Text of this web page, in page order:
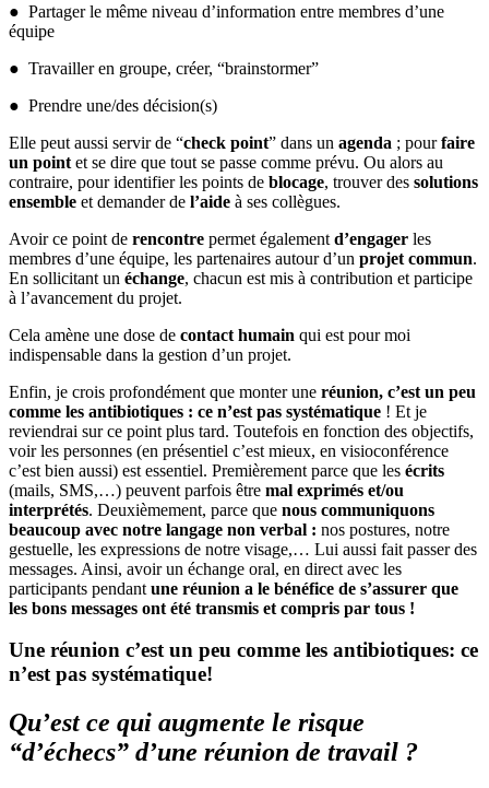
● Partager le même niveau d’information entre membres d’une
équipe
● Travailler en groupe, créer, “brainstormer”
● Prendre une/des décision(s)
Elle peut aussi servir de “check point” dans un agenda ; pourfaire
un point et se dire que tout se passe comme prévu. Ou alors au
contraire, pour identifier les points de blocage, trouver des solutions
ensemble et demander de l’aide à ses collègues.
Avoir ce point de rencontre permet également d’engager les
membres d’une équipe, les partenaires autour d’un projet commun.
En sollicitant un échange, chacun est mis à contribution et participe
à l’avancement du projet.
Cela amène une dose de contact humain qui est pour moi
indispensable dans la gestion d’un projet.
Enfin, je crois profondément que monter une réunion, c’est un peu
comme les antibiotiques : ce n’est pas systématique ! Et je
reviendrai sur ce point plus tard. Toutefois en fonction des objectifs,
voir les personnes (en présentiel c’est mieux, en visioconférence
c’est bien aussi) est essentiel. Premièrement parce que les écrits
(mails, SMS,…) peuvent parfois être mal exprimés et/ou
interprétés. Deuxièmement, parce que nous communiquons
beaucoup avec notre langage non verbal : nos postures, notre
gestuelle, les expressions de notre visage,… Lui aussi fait passer des
messages. Ainsi, avoir un échange oral, en direct avec les
participants pendant une réunion a le bénéfice de s’assurer que
les bons messages ont été transmis et compris par tous !
Une réunion c’est un peu comme les antibiotiques: ce
n’est pas systématique!
Qu’est ce qui augmente le risque
“d’échecs” d’une réunion de travail ?